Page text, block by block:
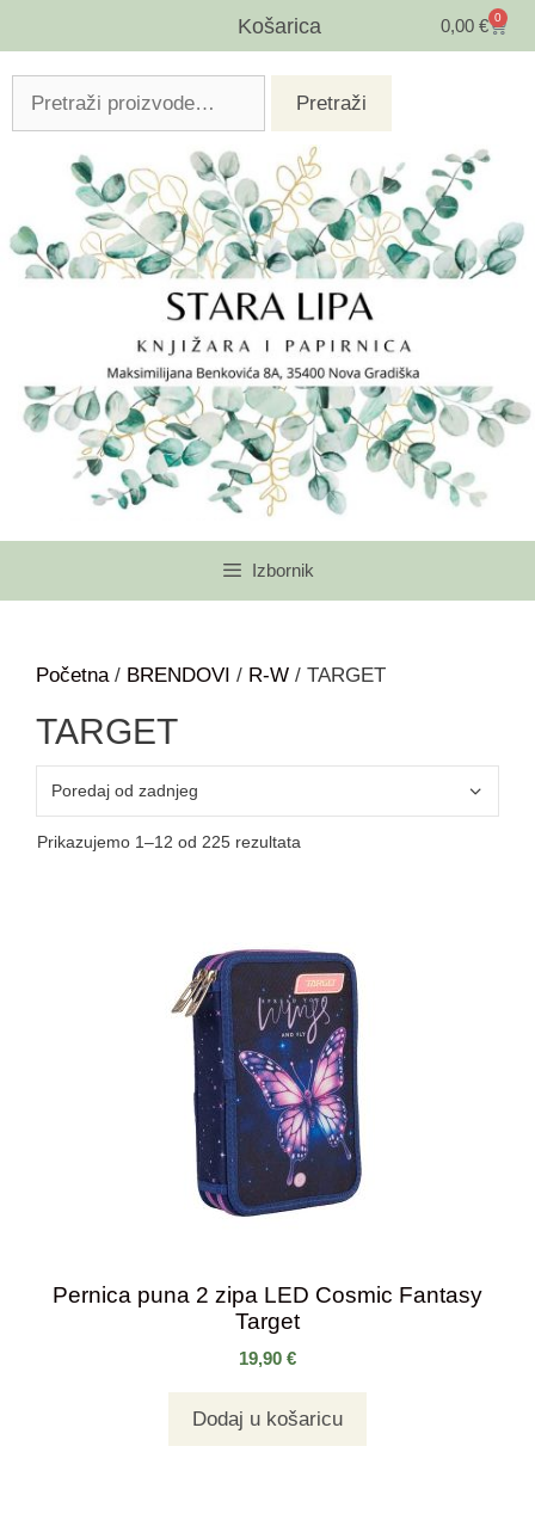
Košarica 0,00 € 0
Pretraži
Izbornik
Početna/ BRENDOVI / R-W / TARGET
TARGET
Prikazujemo 1–12 od 225 rezultata
Pernica puna 2 zipa LED Cosmic Fantasy
Target
19,90 €
Dodaj u košaricu